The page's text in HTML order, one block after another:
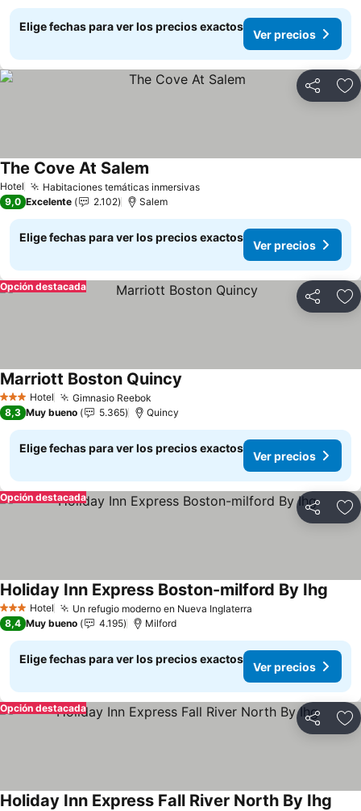
Elige fechas para ver los precios exactos
Ver precios
Compartir
Hotel Habitaciones temáticas inmersivasVer precios
The Cove At Salem
9,0 Excelente 2.102 Salem
Elige fechas para ver los precios exactos
Ver precios
Compartir
Opción destacada
3 Estrellas
Hotel Gimnasio Reebok
Marriott Boston Quincy
8,3 Muy bueno 5.365 Quincy
Elige fechas para ver los precios exactos
Ver precios
Compartir
Opción destacada
3 Estrellas
Hotel Un refugio moderno en Nueva Inglaterra
Holiday Inn Express Boston-milford By Ihg
8,4 Muy bueno 4.195 Milford
Elige fechas para ver los precios exactos
Ver precios
Compartir
Opción destacada
Holiday Inn Express Fall River North By Ihg